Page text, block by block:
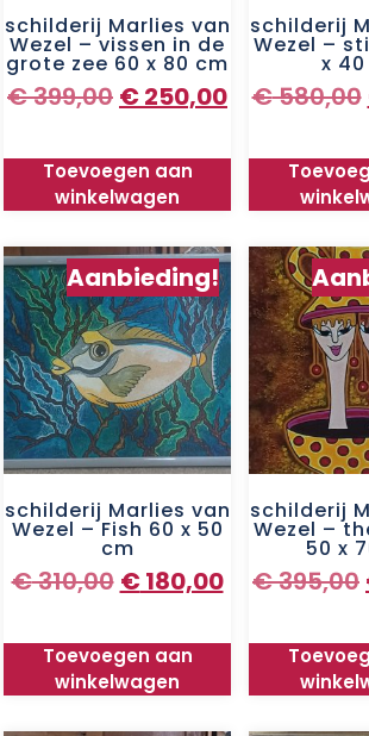
schilderij Marlies van
Wezel – vissen in de
grote zee 60 x 80 cm
€399,00 € 250,00
Toevoegen aan
winkelwagen
schilderij
Wezel –
x
€580,00
Aanbieding!
schilderij Marlies van
Wezel – Fish 60 x 50
cm
€310,00 € 180,00
Toevoegen aan
winkelwagen
schilderij
Wezel –
50 x
€395,00